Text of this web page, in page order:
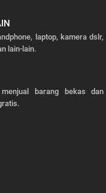
laptop, kamera dslr,
lain-lain.
barang bekas dan